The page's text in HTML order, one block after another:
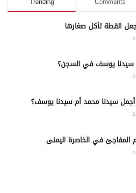
يوسف في السجن؟
أجمل سيدنا محمد أم سيدنا يوسف؟
المفاجئ في الخاصرة اليمنى